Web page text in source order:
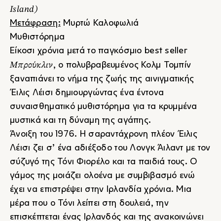
Island)
Μετάφραση: Μυρτώ Καλοφωλιά
Μυθιστόρημα
Είκοσι χρόνια μετά το παγκόσμιο best seller
Μπρούκλιν, ο πολυβραβευμένος Κολμ Τομπίν
ξαναπιάνει το νήμα της ζωής της αινιγματικής
Έιλις Λέισι δημιουργώντας ένα έντονα
συναισθηματικό μυθιστόρημα για τα κρυμμένα
μυστικά και τη δύναμη της αγάπης.
Άνοιξη του 1976. Η σαραντάχρονη πλέον Έιλις
Λέισι ζει σ’ ένα αδιέξοδο του Λονγκ Άιλαντ με τον
σύζυγό της Τόνι Φιορέλο και τα παιδιά τους. Ο
γάμος της μοιάζει ολοένα με συμβιβασμό ενώ
έχει να επιστρέψει στην Ιρλανδία χρόνια. Μια
μέρα που ο Τόνι λείπει στη δουλειά, την
επισκέπτεται ένας Ιρλανδός και της ανακοινώνει